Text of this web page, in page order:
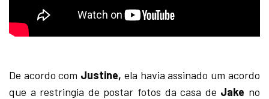
De acordo com Justine, ela havia assinado um acordo
que a restringia de postar fotos da casa de Jake no